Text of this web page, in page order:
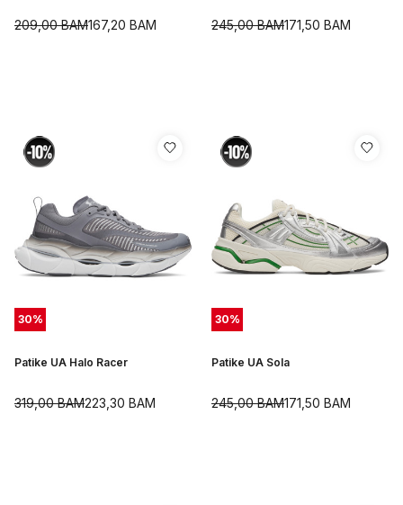
167,20 BAM
209,00BAM 171,50 BAM
245,00BAM
30%
Patike UA Halo Racer
223,30 BAM
319,00BAM
30%
Patike UA Sola
171,50 BAM
245,00BAM